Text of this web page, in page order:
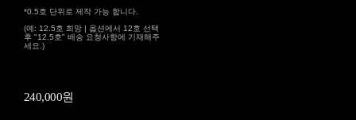
*0.5호 단위로 제작 가능 합니다.
(예: 12.5호 희망 | 옵션에서 12호 선택
후 "12.5호" 배송 요청사항에 기재해주
세요.)
240,000원